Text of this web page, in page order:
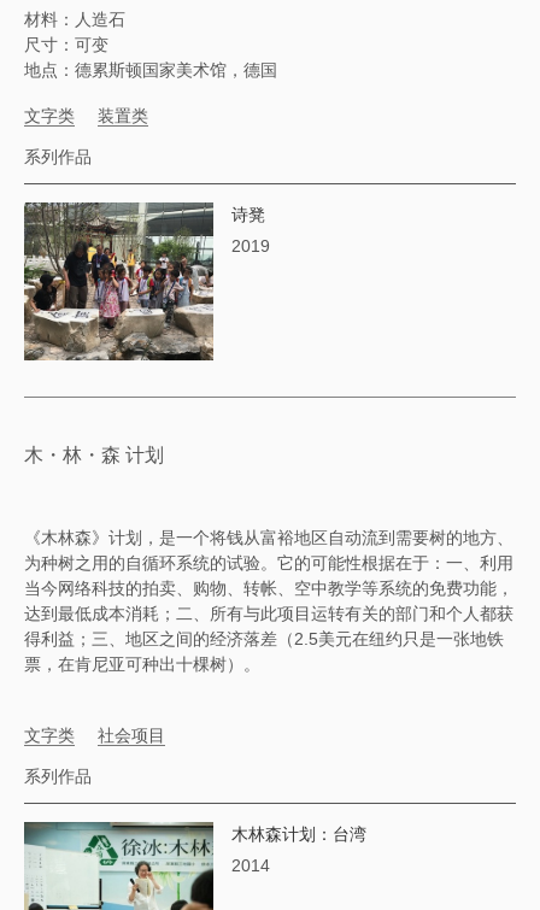
材料：人造石
尺寸：可变
地点：德累斯顿国家美术馆，德国
文字类 装置类
系列作品
诗凳
2019
木・林・森 计划
《木林森》计划，是一个将钱从富裕地区自动流到需要树的地方、
为种树之用的自循环系统的试验。它的可能性根据在于：一、利用
当今网络科技的拍卖、购物、转帐、空中教学等系统的免费功能，
达到最低成本消耗；二、所有与此项目运转有关的部门和个人都获
得利益；三、地区之间的经济落差（2.5美元在纽约只是一张地铁
票，在肯尼亚可种出十棵树）。
文字类 社会项目
系列作品
木林森计划：台湾
2014